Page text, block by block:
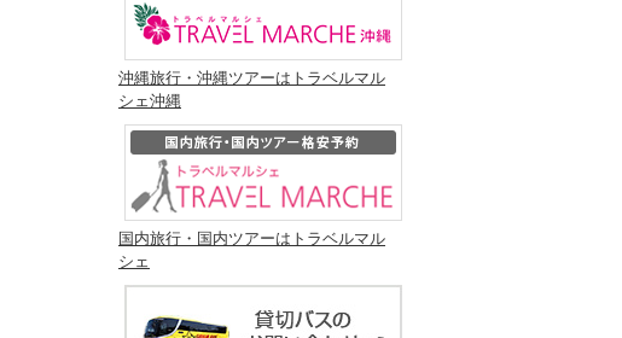
沖縄旅行・沖縄ツアーはトラベルマル
シェ沖縄
国内旅行・国内ツアーはトラベルマル
シェ